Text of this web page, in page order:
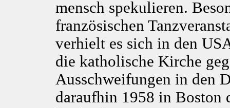
mensch spekulieren.
französischen
verhielt es sich in den
die katholische Kirche
Ausschweifungen in den
daraufhin 1958 in Boston